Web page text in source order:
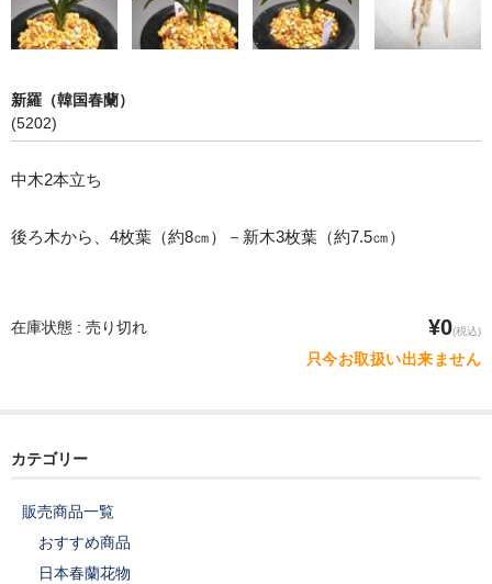
注文ガイド/支払方法
Instagram
新羅（韓国春蘭）
(5202)
中木2本立ち
後ろ木から、4枚葉（約8㎝）－新木3枚葉（約7.5㎝）
在庫状態 : 売り切れ ¥0(税込)
只今お取扱い出来ません
カテゴリー
販売商品一覧
おすすめ商品
日本春蘭花物